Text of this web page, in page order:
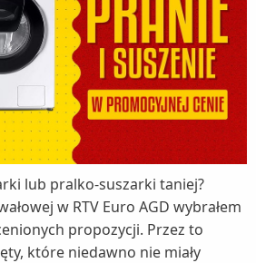
lub pralko-suszarki taniej?
w RTV Euro AGD wybrałem
propozycji. Przez to
które niedawno nie miały